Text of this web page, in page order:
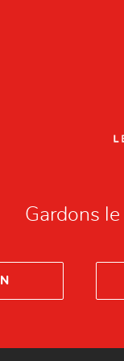
Gardons